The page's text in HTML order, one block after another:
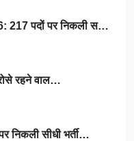
पदों पर निकली स…
रहने वाल…
सीधी भर्ती…